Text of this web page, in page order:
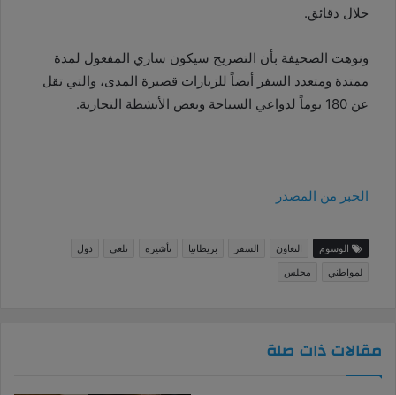
خلال دقائق.
ونوهت الصحيفة بأن التصريح سيكون ساري المفعول لمدة
ممتدة ومتعدد السفر أيضاً للزيارات قصيرة المدى، والتي تقل
عن 180 يوماً لدواعي السياحة وبعض الأنشطة التجارية.
الخبر من المصدر
الوسوم التعاون السفر بريطانيا تأشيرة تلغي
دول
لمواطني
مجلس
مقالات ذات صلة